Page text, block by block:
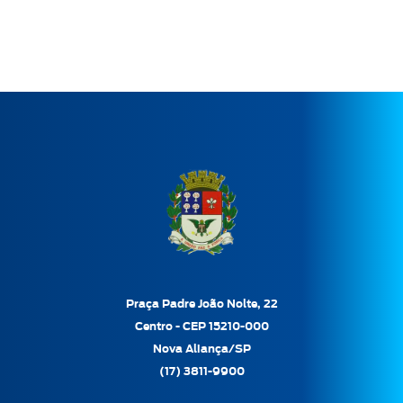
Praça Padre João Nolte, 22
Centro - CEP 15210-000
Nova Aliança/SP
(17) 3811-9900